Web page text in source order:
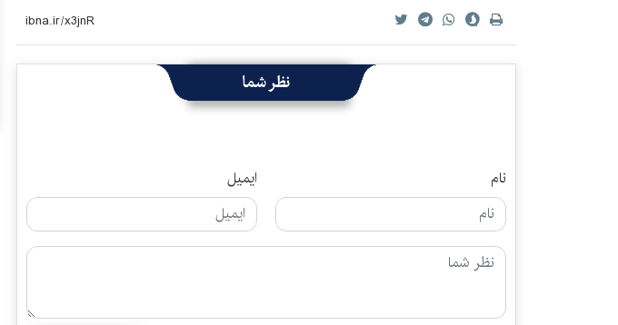
نظر شما
نام ایمیل